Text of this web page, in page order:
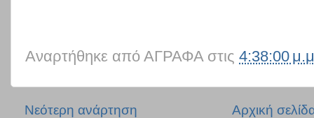
Αναρτήθηκε από ΑΓΡΑΦΑ στις 4:38:00
Νεότερη ανάρτηση Αρχική